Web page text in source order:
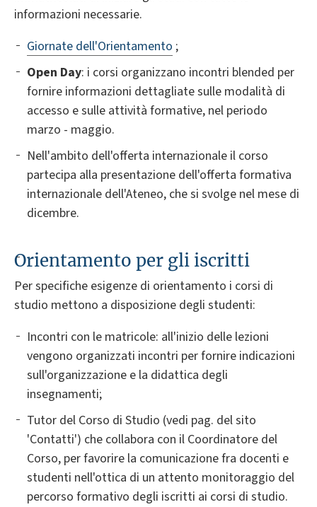
informazioni necessarie.
Giornate dell'Orientamento ;
Open Day: i corsi organizzano incontri blended per
fornire informazioni dettagliate sulle modalità di
accesso e sulle attività formative, nel periodo
marzo - maggio.
Nell'ambito dell'offerta internazionale il corso
partecipa alla presentazione dell'offerta formativa
internazionale dell'Ateneo, che si svolge nel mese di
dicembre.
Orientamento per gli iscritti
Per specifiche esigenze di orientamento i corsi di
studio mettono a disposizione degli studenti:
Incontri con le matricole: all'inizio delle lezioni
vengono organizzati incontri per fornire indicazioni
sull'organizzazione e la didattica degli
insegnamenti;
Tutor del Corso di Studio (vedi pag. del sito
'Contatti') che collabora con il Coordinatore del
Corso, per favorire la comunicazione fra docenti e
studenti nell'ottica di un attento monitoraggio del
percorso formativo degli iscritti ai corsi di studio.